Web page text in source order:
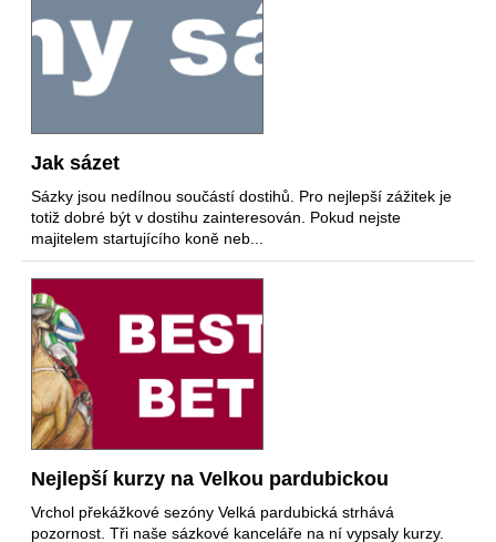
Jak sázet
Sázky jsou nedílnou součástí dostihů. Pro nejlepší zážitek je
totiž dobré být v dostihu zainteresován. Pokud nejste
majitelem startujícího koně neb...
Nejlepší kurzy na Velkou pardubickou
Vrchol překážkové sezóny Velká pardubická strhává
pozornost. Tři naše sázkové kanceláře na ní vypsaly kurzy.